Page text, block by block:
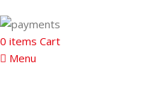
0 items Cart
Menu